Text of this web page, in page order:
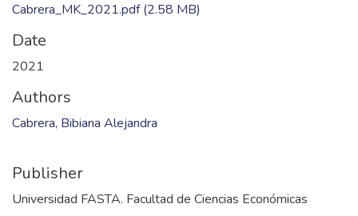
Cabrera_MK_2021.pdf(2.58 MB)
Date
2021
Authors
Cabrera, Bibiana Alejandra
Publisher
Universidad FASTA. Facultad de Ciencias Económicas